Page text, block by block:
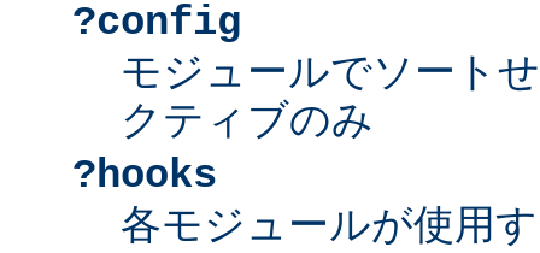
?config
モジュールでソート
クティブのみ
?hooks
各モジュールが使用